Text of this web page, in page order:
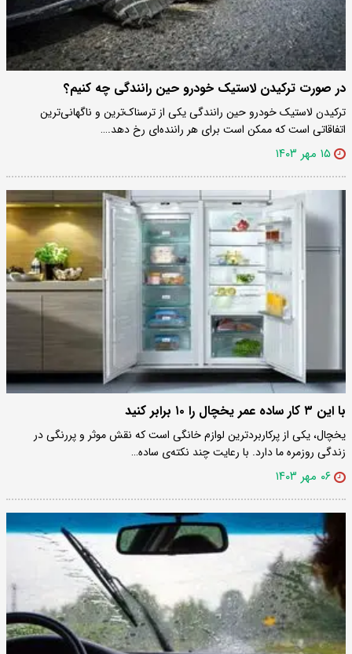
در صورت ترکیدن لاستیک خودرو حین رانندگی چه کنیم؟
ترکیدن لاستیک خودرو حین رانندگی یکی از ترسناک‌ترین و ناگهانی‌ترین
اتفاقاتی است که ممکن است برای هر راننده‌ای رخ دهد.…
۱۵ مهر ۱۴۰۳
با این ۳ کار ساده عمر یخچال را ۱۰ برابر کنید
یخچال، یکی از پرکاربردترین لوازم خانگی است که نقش موثر و پررنگی در
زندگی روزمره ما دارد. با رعایت چند نکته‌ی ساده…
۰۶ مهر ۱۴۰۳